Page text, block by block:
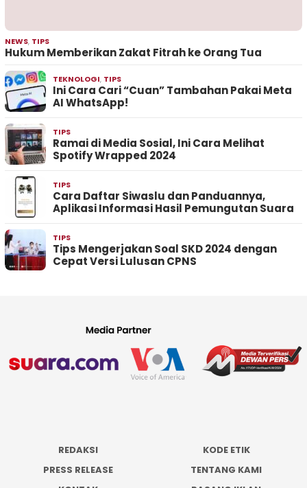
NEWS, TIPS
Hukum Memberikan Zakat Fitrah ke Orang Tua
TEKNOLOGI, TIPS
Ini Cara Cari “Cuan” Tambahan Pakai Meta
AI WhatsApp!
TIPS
Ramai di Media Sosial, Ini Cara Melihat
Spotify Wrapped 2024
TIPS
Cara Daftar Siwaslu dan Panduannya,
Aplikasi Informasi Hasil Pemungutan Suara
TIPS
Tips Mengerjakan Soal SKD 2024 dengan
Cepat Versi Lulusan CPNS
REDAKSI
KODE ETIK
PRESS RELEASE
TENTANG KAMI